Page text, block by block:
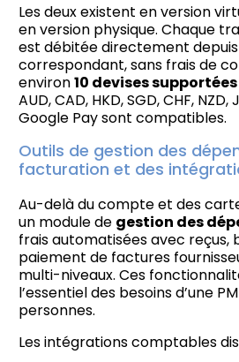
Les deux existent en version
en version physique. Chaque
est débitée directement
correspondant, sans frais de
environ10 devises supportées
AUD, CAD, HKD, SGD, CHF,
Google Pay sont compatibles.
Outils de gestion des
facturation et des
Au-delà du compte et des
un module de gestion des
frais automatisées avec reçus,
paiement de factures
multi-niveaux. Ces
l’essentiel des besoins d’une
personnes.
Les intégrations comptables